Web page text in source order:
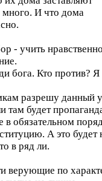
много. И что дома
- учить
бога. Кто против? Я
разрешу данный
там будет
в обязательном
А это будет
в ряд ли.
верующие по